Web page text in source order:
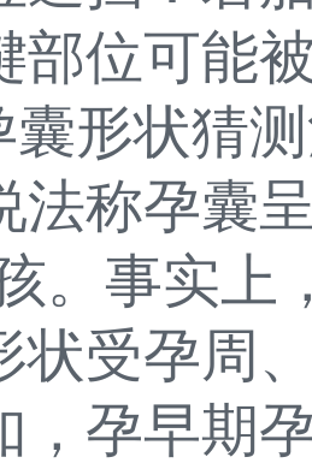
部位可能
形状猜测
孕囊呈“
。事实上
状受孕周
，孕早期